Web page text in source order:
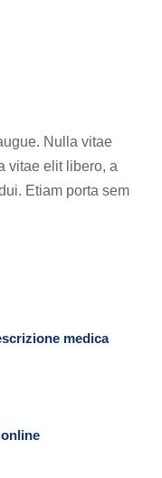
Nulla vitae
vitae elit libero, a
Etiam porta sem
medica